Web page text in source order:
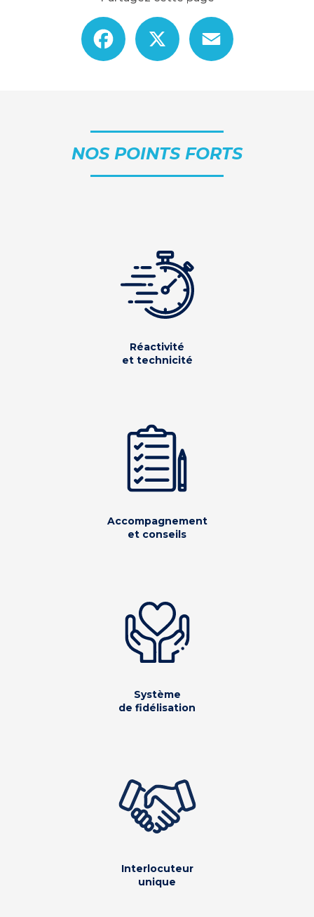
Facebook
NOS POINTS FORTS
Réactivité
et technicité
Accompagnement
et conseils
Système
de fidélisation
Interlocuteur
unique